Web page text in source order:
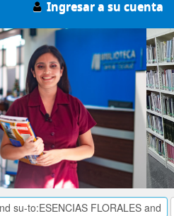
Ingresar a su cuenta